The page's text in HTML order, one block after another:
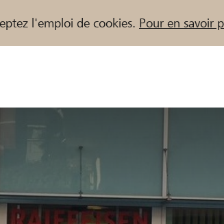
l'emploi de cookies. Pour en savoir
Raiffeisen